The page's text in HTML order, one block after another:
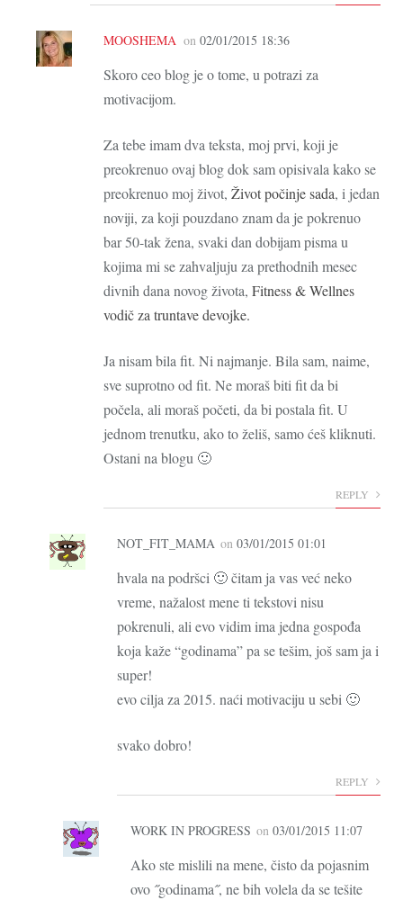
MOOSHEMA on 02/01/2015 18:36
Skoro ceo blog je o tome, u potrazi za
motivacijom.
Za tebe imam dva teksta, moj prvi, koji je
preokrenuo ovaj blog dok sam opisivala kako se
preokrenuo moj život, Život počinje sada, i jedan
noviji, za koji pouzdano znam da je pokrenuo
bar 50-tak žena, svaki dan dobijam pisma u
kojima mi se zahvaljuju za prethodnih mesec
divnih dana novog života, Fitness & Wellnes
vodič za truntave devojke.
Ja nisam bila fit. Ni najmanje. Bila sam, naime,
sve suprotno od fit. Ne moraš biti fit da bi
počela, ali moraš početi, da bi postala fit. U
jednom trenutku, ako to želiš, samo ćeš kliknuti.
Ostani na blogu 🙂
REPLY
NOT_FIT_MAMA on 03/01/2015 01:01
hvala na podršci 🙂 čitam ja vas već neko
vreme, nažalost mene ti tekstovi nisu
pokrenuli, ali evo vidim ima jedna gospođa
koja kaže “godinama” pa se tešim, još sam ja i
super!
evo cilja za 2015. naći motivaciju u sebi 🙂
svako dobro!
REPLY
WORK IN PROGRESS on 03/01/2015 11:07
Ako ste mislili na mene, čisto da pojasnim
ovo ˝godinama˝, ne bih volela da se tešite